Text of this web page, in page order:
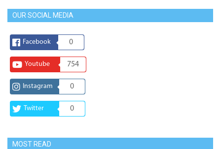
OUR SOCIAL MEDIA
Facebook 0
Youtube 754
Instagram 0
Twitter 0
MOST READ